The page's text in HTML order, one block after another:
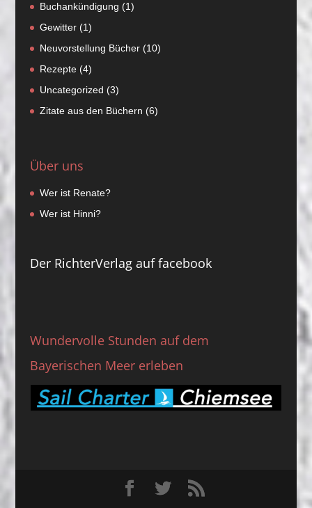
Buchankündigung (1)
Gewitter(1)
Neuvorstellung Bücher(10)
Rezepte(4)
Uncategorized (3)
Zitate aus den Büchern (6)
Über uns
Wer ist Renate?
Wer ist Hinni?
Der RichterVerlag auf facebook
Wundervolle Stunden auf dem
Bayerischen Meer erleben